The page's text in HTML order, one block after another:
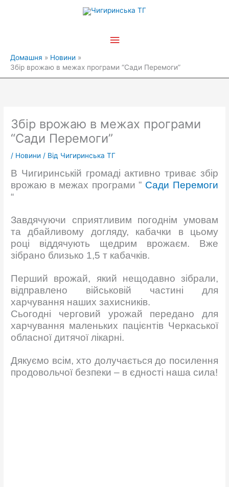
Головне
Домашня
Новини
Збір врожаю в межах програми “Сади Перемоги”
Збір врожаю в межах програми
“Сади Перемоги”
/ Новини / Від Чигиринська ТГ
В Чигиринській громаді активно триває збір
врожаю в межах програми ” Сади Перемоги
“
Завдячуючи сприятливим погоднім умовам
та дбайливому догляду, кабачки в цьому
році віддячують щедрим врожаєм. Вже
зібрано близько 1,5 т кабачків.
Перший врожай, який нещодавно зібрали,
відправлено військовій частині для
харчування наших захисників.
Сьогодні черговий урожай передано для
харчування маленьких пацієнтів Черкаської
обласної дитячої лікарні.
Дякуємо всім, хто долучається до посилення
продовольчої безпеки – в єдності наша сила!